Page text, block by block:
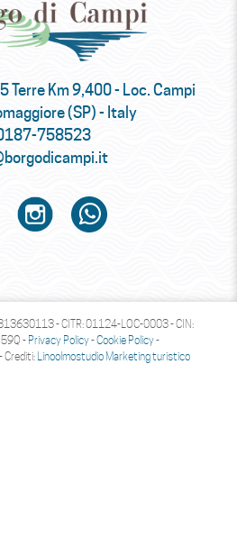
Terre Km 9,400 - Loc. Campi
(SP) - Italy
758523
- CITR: 01124-LOC-0003 - CIN:
-Privacy Policy-Cookie Policy-
- Crediti: Linoolmostudio Marketing turistico